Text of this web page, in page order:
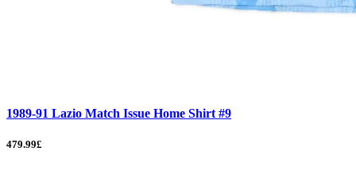
1989-91 Lazio Match Issue Home Shirt #9
479.99£